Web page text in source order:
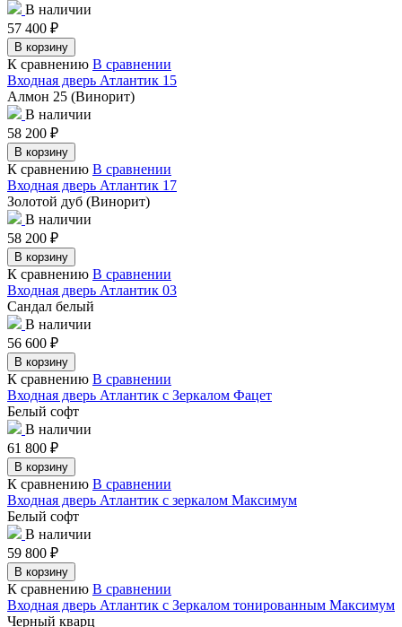
В наличии
57 400 ₽
В корзину
К сравнению В сравнении
Входная дверь Атлантик 15
Алмон 25 (Винорит)
В наличии
58 200 ₽
В корзину
К сравнению В сравнении
Входная дверь Атлантик 17
Золотой дуб (Винорит)
В наличии
58 200 ₽
В корзину
К сравнению В сравнении
Входная дверь Атлантик 03
Сандал белый
В наличии
56 600 ₽
В корзину
К сравнению В сравнении
Входная дверь Атлантик с Зеркалом Фацет
Белый софт
В наличии
61 800 ₽
В корзину
К сравнению В сравнении
Входная дверь Атлантик с зеркалом Максимум
Белый софт
В наличии
59 800 ₽
В корзину
К сравнению В сравнении
Входная дверь Атлантик с Зеркалом тонированным Максимум
Черный кварц